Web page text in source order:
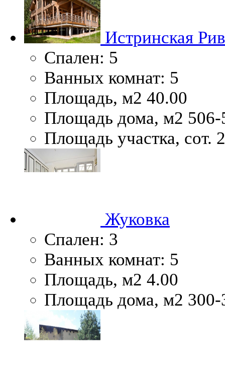
Истринская
Спален: 5
Ванных комнат: 5
Площадь, м2 40.00
Площадь дома, м2
Площадь участка, сот.
Жуковка
Спален: 3
Ванных комнат: 5
Площадь, м2 4.00
Площадь дома, м2